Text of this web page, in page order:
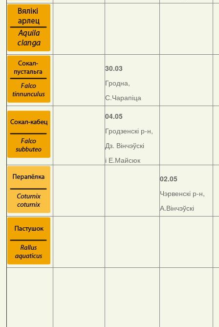
30.03
Гродна,
С.Чарапіца
04.05
Гродзенскі р-н,
Дз. Вінчэўскі
і Е.Майсюк
02.05
Чэрвенскі р-н,
А.Вінчэўскі